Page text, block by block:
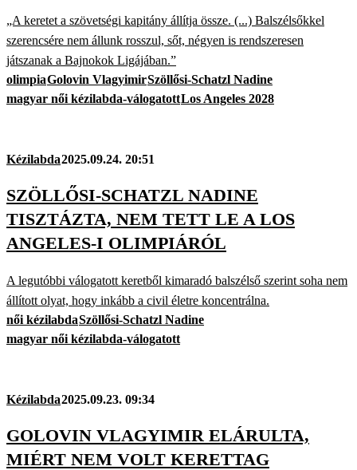
„A keretet a szövetségi kapitány állítja össze. (...) Balszélsőkkel
szerencsére nem állunk rosszul, sőt, négyen is rendszeresen
játszanak a Bajnokok Ligájában.”
olimpiaGolovin VlagyimirSzöllősi-Schatzl Nadine
magyar női kézilabda-válogatottLos Angeles 2028
Kézilabda2025.09.24. 20:51
SZÖLLŐSI-SCHATZL NADINE
TISZTÁZTA, NEM TETT LE A LOS
ANGELES-I OLIMPIÁRÓL
A legutóbbi válogatott keretből kimaradó balszélső szerint soha nem
állított olyat, hogy inkább a civil életre koncentrálna.
női kézilabdaSzöllősi-Schatzl Nadine
magyar női kézilabda-válogatott
Kézilabda2025.09.23. 09:34
GOLOVIN VLAGYIMIR ELÁRULTA,
MIÉRT NEM VOLT KERETTAG